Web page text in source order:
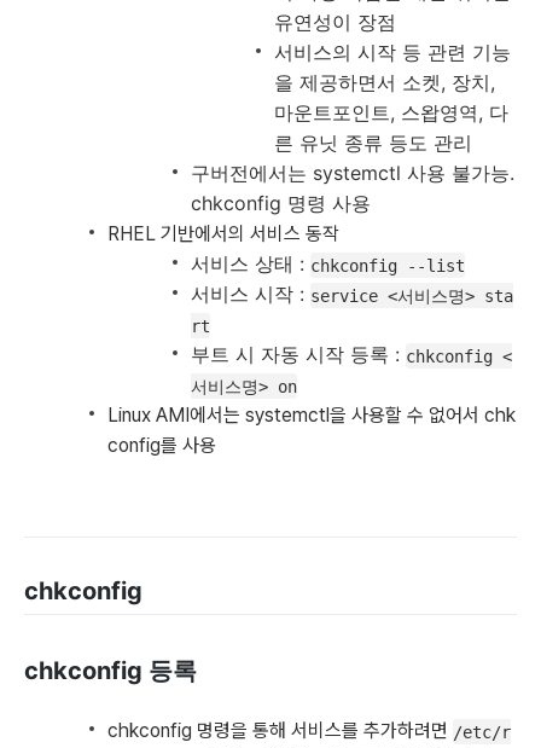
유연성이 장점
서비스의 시작 등 관련 기능
을 제공하면서 소켓, 장치,
마운트포인트, 스왑영역, 다
른 유닛 종류 등도 관리
구버전에서는 systemctl 사용 불가능.
chkconfig 명령 사용
RHEL 기반에서의 서비스 동작
서비스 상태 : chkconfig --list
서비스 시작 : service <서비스명> sta
rt
부트 시 자동 시작 등록 : chkconfig <
서비스명> on
Linux AMI에서는 systemctl을 사용할 수 없어서 chk
config를 사용
chkconfig
chkconfig 등록
chkconfig 명령을 통해 서비스를 추가하려면 /etc/r